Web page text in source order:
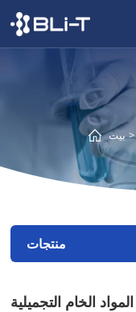
بيت
منتجات
المواد الخام التجميلية